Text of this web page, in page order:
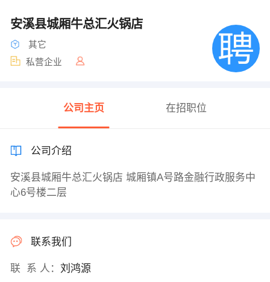
安溪县城厢牛总汇火锅店
其它
私营企业
公司主页 在招职位
公司介绍
安溪县城厢牛总汇火锅店 城厢镇A号路金融行政服务中
心6号楼二层
联系我们
联 系 人： 刘鸿源